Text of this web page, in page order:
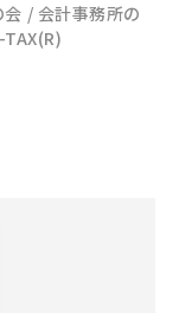
/ 会計事務所の